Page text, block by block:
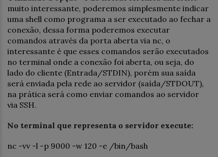
muito interessante, poderemos simplesmente indicar
uma shell como programa a ser executado ao fechar a
conexão, dessa forma poderemos executar
comandos através da porta aberta via nc, o
interessante é que esses comandos serão executados
no terminal onde a conexão foi aberta, ou seja, do
lado do cliente (Entrada/STDIN), porém sua saída
será enviada pela rede ao servidor (saída/STDOUT),
na prática será como enviar comandos ao servidor
via SSH.
No terminal que representa o servidor execute:
nc -vv -l -p 9000 -w 120 -e /bin/bash